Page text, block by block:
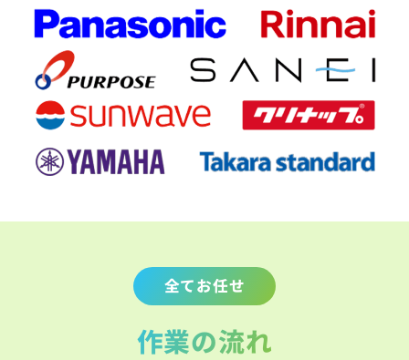
全てお任せ
作業の流れ